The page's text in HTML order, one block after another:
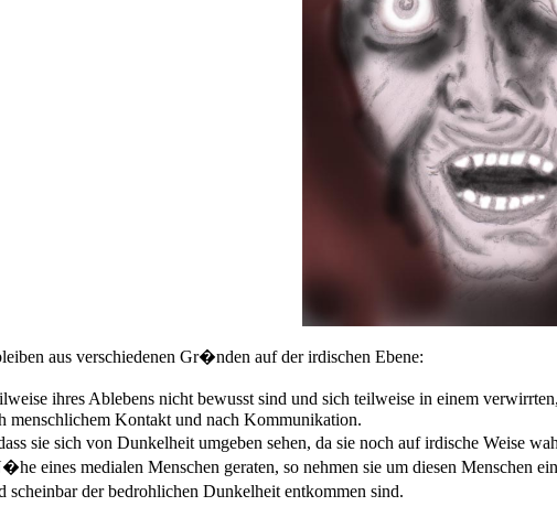
aus verschiedenen Gr�nden auf der irdischen Ebene:
ihres Ablebens nicht bewusst sind und sich teilweise in einem
menschlichem Kontakt und nach Kommunikation.
sie sich von Dunkelheit umgeben sehen, da sie noch auf irdische Weise
eines medialen Menschen geraten, so nehmen sie um diesen Menschen
der bedrohlichen Dunkelheit entkommen sind.